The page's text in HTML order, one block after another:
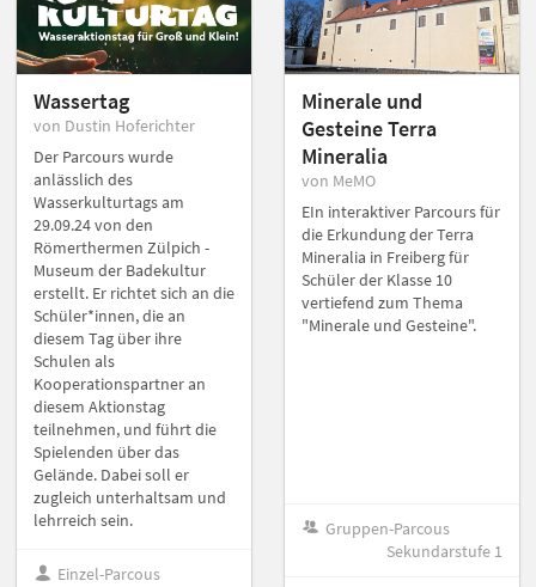
Wassertag
von Dustin Hoferichter
Der Parcours wurde
anlässlich des
Wasserkulturtags am
29.09.24 von den
Römerthermen Zülpich -
Museum der Badekultur
erstellt. Er richtet sich an die
Schüler*innen, die an
diesem Tag über ihre
Schulen als
Kooperationspartner an
diesem Aktionstag
teilnehmen, und führt die
Spielenden über das
Gelände. Dabei soll er
zugleich unterhaltsam und
lehrreich sein.
Einzel-Parcous
Minerale und
Gesteine Terra
Mineralia
von MeMO
EIn interaktiver Parcours für
die Erkundung der Terra
Mineralia in Freiberg für
Schüler der Klasse 10
vertiefend zum Thema
"Minerale und Gesteine".
Gruppen-Parcous
Sekundarstufe 1